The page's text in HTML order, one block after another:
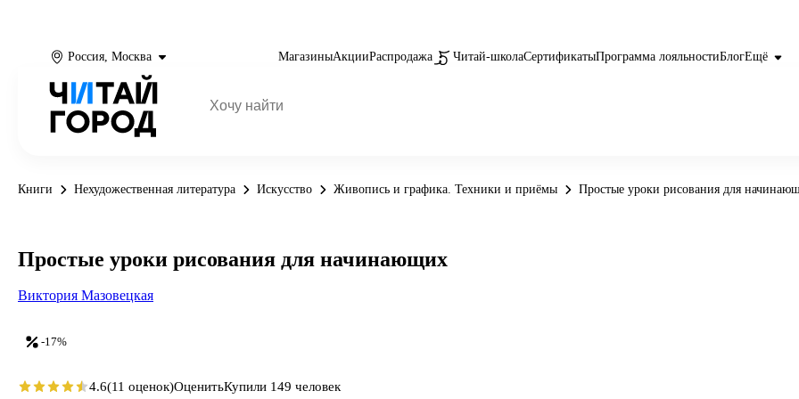
Россия, Москва МагазиныАкцииРаспродажа Читай-школаСертификатыПрограмма лояльностиБлогЕщё
Книги Нехудожественная литература Искусство Живопись и графика. Техники и приёмы Простые уроки рисования для
-17%
Простые уроки рисования для начинающих
Виктория Мазовецкая
4.6(11 оценок)ОценитьКупили 149 человек